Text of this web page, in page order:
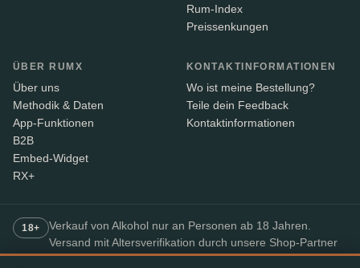
Rum-Index
Preissenkungen
ÜBER RUMX
Über uns
Methodik & Daten
App-Funktionen
B2B
Embed-Widget
RX+
KONTAKTINFORMATIONEN
Wo ist meine Bestellung?
Teile dein Feedback
Kontaktinformationen
18+
Verkauf von Alkohol nur an Personen ab 18 Jahren.
Versand mit Altersverifikation durch unsere Shop-Partner
– der Paketbote prüft den Ausweis bei Lieferung.